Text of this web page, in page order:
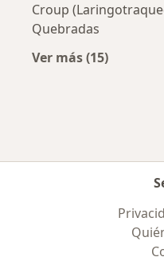
Croup
Quebradas
Ver más (15)